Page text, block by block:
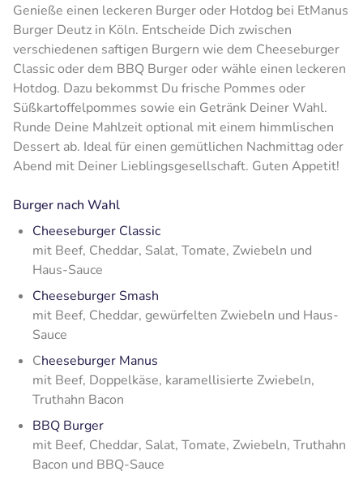
Genieße einen leckeren Burger oder Hotdog bei EtManus
Burger Deutz in Köln. Entscheide Dich zwischen
verschiedenen saftigen Burgern wie dem Cheeseburger
Classic oder dem BBQ Burger oder wähle einen leckeren
Hotdog. Dazu bekommst Du frische Pommes oder
Süßkartoffelpommes sowie ein Getränk Deiner Wahl.
Runde Deine Mahlzeit optional mit einem himmlischen
Dessert ab. Ideal für einen gemütlichen Nachmittag oder
Abend mit Deiner Lieblingsgesellschaft. Guten Appetit!
Burger nach Wahl
Cheeseburger Classic
mit Beef, Cheddar, Salat, Tomate, Zwiebeln und
Haus-Sauce
Cheeseburger Smash
mit Beef, Cheddar, gewürfelten Zwiebeln und Haus-
Sauce
Cheeseburger Manus
mit Beef, Doppelkäse, karamellisierte Zwiebeln,
Truthahn Bacon
BBQ Burger
mit Beef, Cheddar, Salat, Tomate, Zwiebeln, Truthahn
Bacon und BBQ-Sauce